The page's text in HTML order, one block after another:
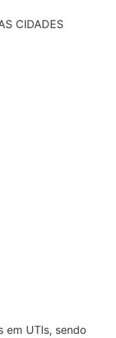
CIDADES
em UTIs, sendo